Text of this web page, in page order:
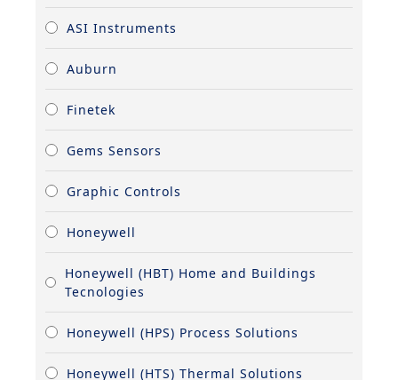
ASI Instruments
Auburn
Finetek
Gems Sensors
Graphic Controls
Honeywell
Honeywell (HBT) Home and Buildings
Tecnologies
Honeywell (HPS) Process Solutions
Honeywell (HTS) Thermal Solutions